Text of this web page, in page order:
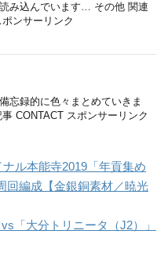
み込んでいます… その他 関連
ンサーリンク
忘録的に色々まとめていきま
CONTACT スポンサーリンク
ナル本能寺2019「年貢集め
回編成【金銀銅素材／暁光
「大分トリニータ（J2）」